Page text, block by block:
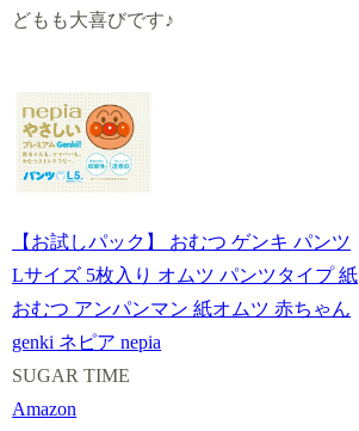
どもも大喜びです♪
【お試しパック】 おむつ ゲンキ パンツ
Lサイズ 5枚入り オムツ パンツタイプ 紙
おむつ アンパンマン 紙オムツ 赤ちゃん
genki ネピア nepia
SUGAR TIME
Amazon